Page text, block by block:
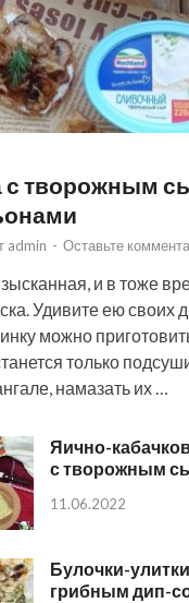
с творожным
admin - Оставьте
и в тоже
Удивите ею своих
можно
только
намазать их …
Яично-
с творожным
11.06.2022
Булочки-
грибным дип-